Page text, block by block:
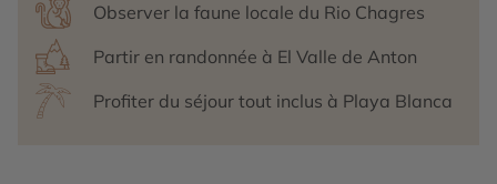
Observer la faune locale du Rio Chagres
Partir en randonnée à El Valle de Anton
Profiter du séjour tout inclus à Playa Blanca